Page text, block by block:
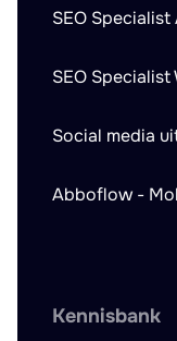
SEO
SEO Specialist
Social media
Abboflow -
Kennisbank